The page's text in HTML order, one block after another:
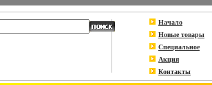
Начало
Новые товары
Специальное
Акция
Контакты